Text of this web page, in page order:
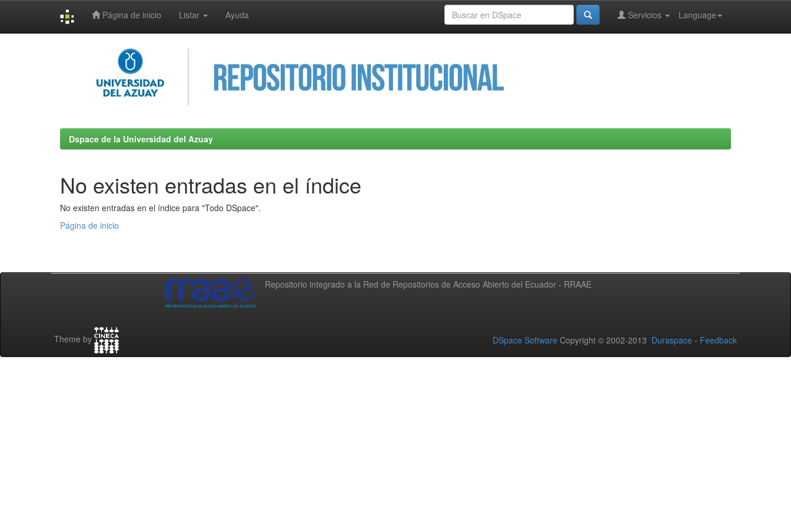
Página de inicio Listar Ayuda Language
Servicios
Dspace de la Universidad del Azuay
No existen entradas en el índice
No existen entradas en el índice para "Todo DSpace".
Página de inicio
Repositorio integrado a la Red de Repositorios de Acceso Abierto del Ecuador - RRAAE
Theme by DSpace Software Copyright © 2002-2013 Duraspace - Feedback